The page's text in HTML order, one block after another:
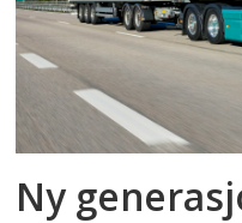
Ny